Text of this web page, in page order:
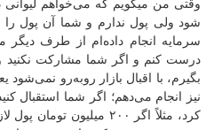
وقتی من میگویم که می‌خواهم
شود ولی پول ندارم و شما آن پول
سرمایه انجام داده‌ام از طرف دیگر
درست کنم و اگر شما مشارکت نکنید
بگیرم، با اقبال بازار روبه‌رو نمی‌شود
نیز انجام می‌دهم؛ اگر شما استقبال
کرد، مثلاً اگر ۲۰۰ میلیون